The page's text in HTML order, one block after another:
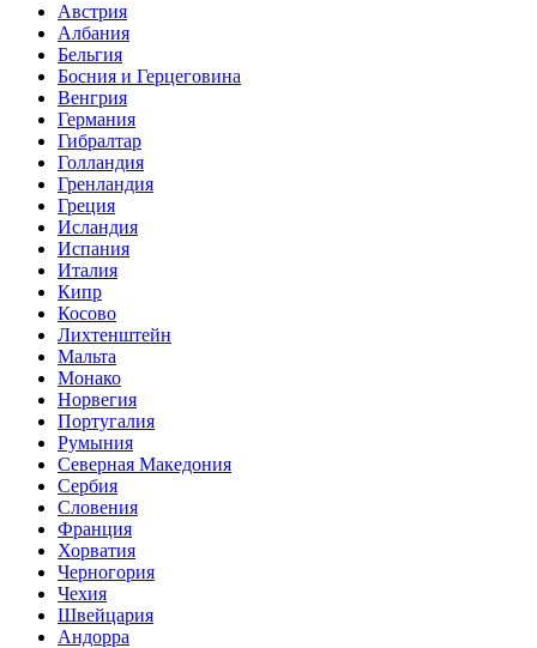
Австрия
Албания
Бельгия
Босния и Герцеговина
Венгрия
Германия
Гибралтар
Голландия
Гренландия
Греция
Исландия
Испания
Италия
Кипр
Косово
Лихтенштейн
Мальта
Монако
Норвегия
Португалия
Румыния
Северная Македония
Сербия
Словения
Франция
Хорватия
Черногория
Чехия
Швейцария
Андорра